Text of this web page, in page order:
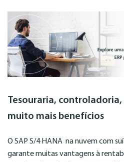
Tesouraria,
muito mais benefícios
O SAP S/4 HANA na nuvem com
garante muitas vantagens à